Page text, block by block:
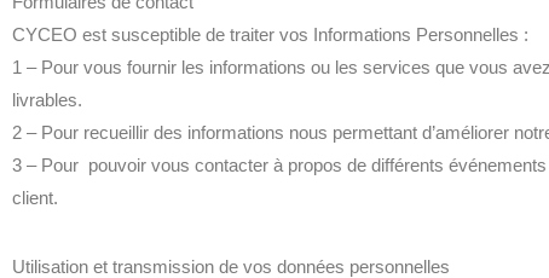
CYCEO est susceptible de traiter vos Informations Personnelles :
1 – Pour vous fournir les informations ou les services que vous
livrables.
2 – Pour recueillir des informations nous permettant d’améliorer
3 – Pour pouvoir vous contacter à propos de différents
client.
Utilisation et transmission de vos données personnelles